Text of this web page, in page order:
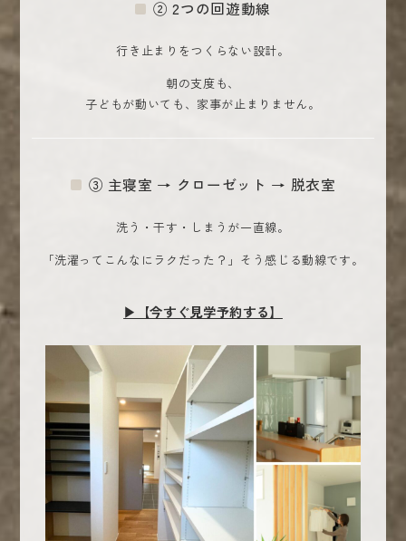
② 2つの回遊動線
行き止まりをつくらない設計。
朝の支度も、
子どもが動いても、家事が止まりません。
③ 主寝室 → クローゼット → 脱衣室
洗う・干す・しまうが一直線。
「洗濯ってこんなにラクだった？」そう感じる動線です。
▶【今すぐ見学予約する】